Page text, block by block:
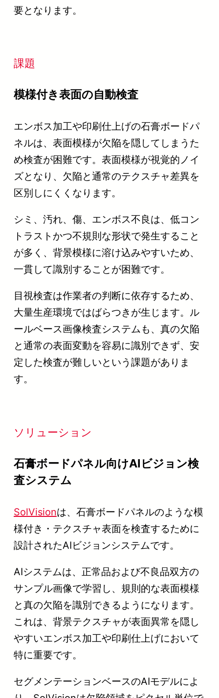
要となります。
課題
模様付き表面の自動検査
エンボス加工や印刷仕上げの石膏ボードパ
ネルは、表面模様が欠陥を隠してしまうた
め検査が困難です。表面模様が視覚的ノイ
ズとなり、欠陥と通常のテクスチャ差異を
区別しにくくなります。
シミ、汚れ、傷、エンボス不良は、低コン
トラストかつ不規則な形状で発生すること
が多く、背景模様に溶け込みやすいため、
一貫して識別することが困難です。
目視検査は作業者の判断に依存するため、
大量生産環境ではばらつきが生じます。ル
ールベース画像検査システムも、真の欠陥
と通常の表面変動を容易に識別できず、安
定した検査が難しいという課題がありま
す。
ソリューション
石膏ボードパネル向けAIビジョン検
査システム
SolVisionは、石膏ボードパネルのような模
様付き・テクスチャ表面を検査するために
設計されたAIビジョンシステムです。
AIシステムは、正常品および不良品双方の
サンプル画像で学習し、規則的な表面模様
と真の欠陥を識別できるようになります。
これは、背景テクスチャが表面異常を隠し
やすいエンボス加工や印刷仕上げにおいて
特に重要です。
セグメンテーションベースのAIモデルによ